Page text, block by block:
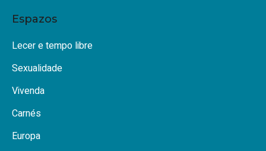
Espazos
Lecer e tempo libre
Sexualidade
Vivenda
Carnés
Europa